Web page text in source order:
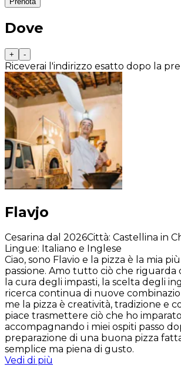
Dove
+ -
Riceverai l'indirizzo esatto dopo la
Flavjo
Cesarina dal 2026Città: Castellina in
Lingue: Italiano e Inglese
Ciao, sono Flavio e la pizza è la mia
passione. Amo tutto ciò che riguarda
la cura degli impasti, la scelta degli
ricerca continua di nuove
me la pizza è creatività, tradizione e
piace trasmettere ciò che ho
accompagnando i miei ospiti passo
preparazione di una buona pizza
semplice ma piena di gusto.
Vedi di più